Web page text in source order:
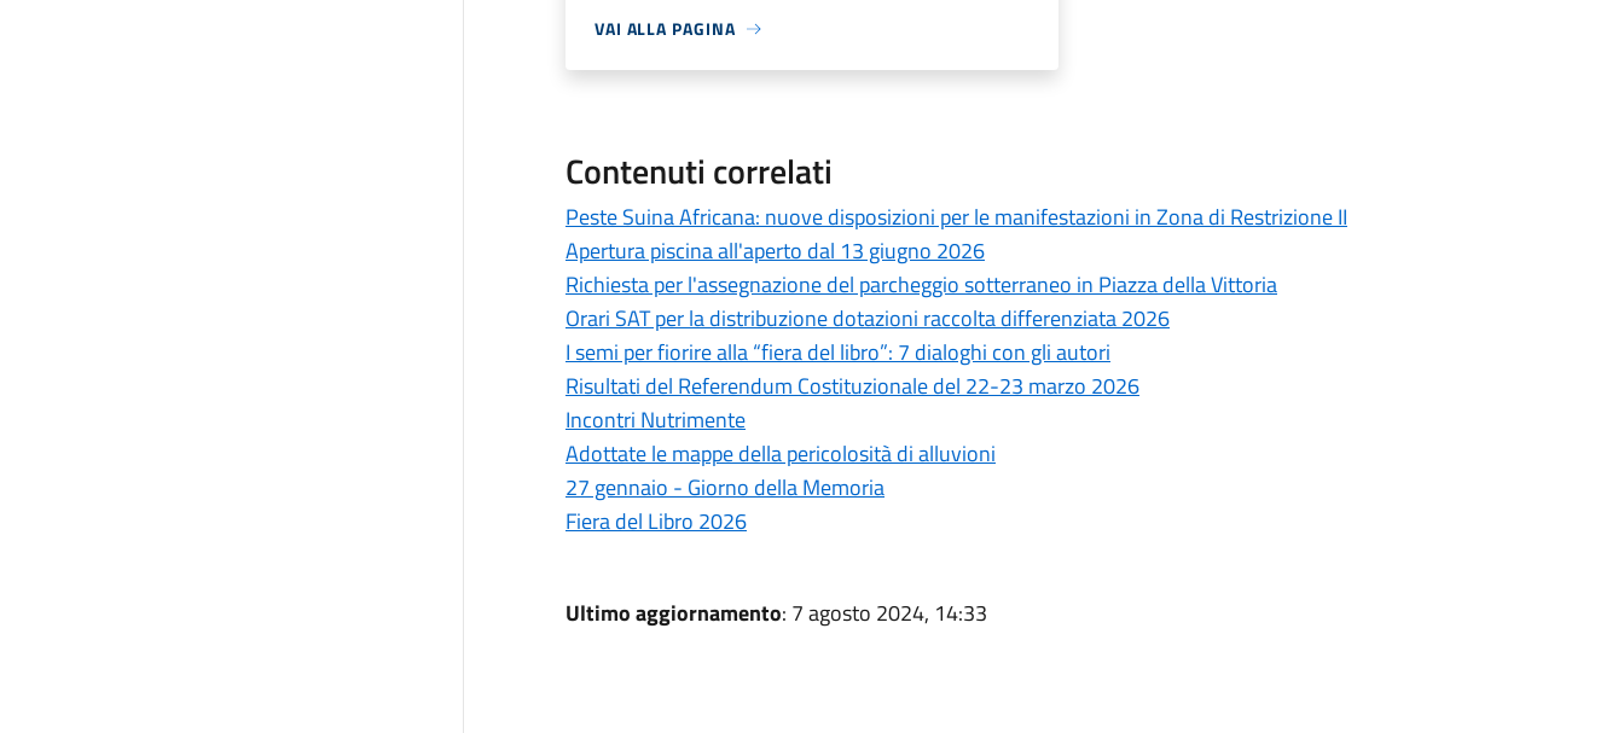
VAI ALLA PAGINA
Contenuti correlati
Peste Suina Africana: nuove disposizioni per le manifestazioni in Zona di Restrizione II
Apertura piscina all'aperto dal 13 giugno 2026
Richiesta per l'assegnazione del parcheggio sotterraneo in Piazza della Vittoria
Orari SAT per la distribuzione dotazioni raccolta differenziata 2026
I semi per fiorire alla “fiera del libro”: 7 dialoghi con gli autori
Risultati del Referendum Costituzionale del 22-23 marzo 2026
Incontri Nutrimente
Adottate le mappe della pericolosità di alluvioni
27 gennaio - Giorno della Memoria
Fiera del Libro 2026
Ultimo aggiornamento: 7 agosto 2024, 14:33